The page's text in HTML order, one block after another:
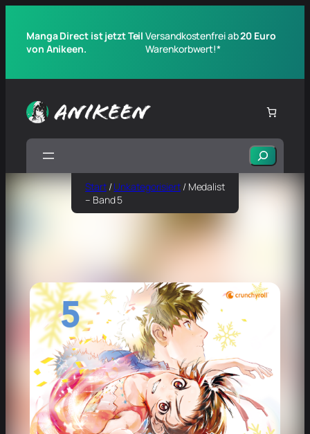
Manga Direct ist jetzt Teil
von Anikeen.
Versandkostenfrei ab20 Euro
Warenkorbwert!*
Suchen
Start/Unkategorisiert/ Medalist
– Band 5